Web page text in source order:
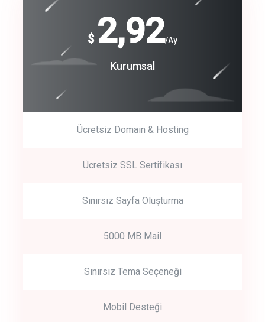
track energy costs
Get Started
Start by trying our service for 30 days free trial no credit card
$ 2,92/Ay
Kurumsal
Ücretsiz Domain & Hosting
Ücretsiz SSL Sertifikası
Sınırsız Sayfa Oluşturma
5000 MB Mail
Sınırsız Tema Seçeneği
Mobil Desteği
$
240
Coroprate